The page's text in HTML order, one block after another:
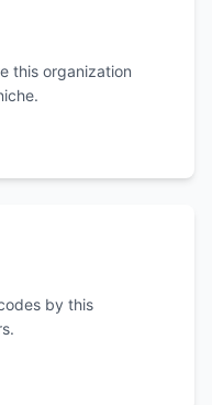
this organization
by this